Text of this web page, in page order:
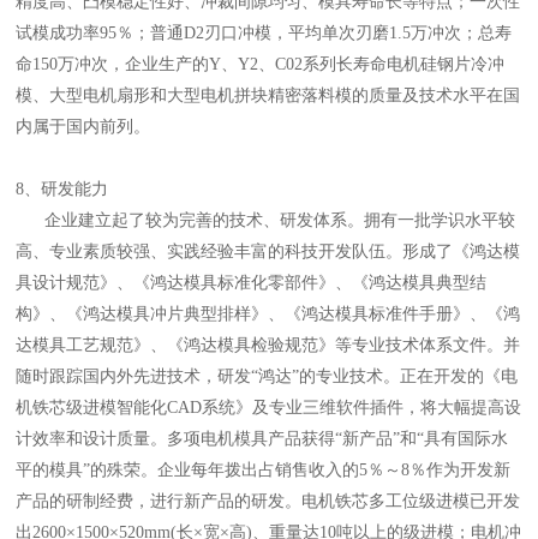
试模成功率95％；普通D2刃口冲模，平均单次刃磨1.5万冲次；总寿
命150万冲次，企业生产的Y、Y2、C02系列长寿命电机硅钢片冷冲
模、大型电机扇形和大型电机拼块精密落料模的质量及技术水平在国
内属于国内前列。
8、研发能力
企业建立起了较为完善的技术、研发体系。拥有一批学识水平较
高、专业素质较强、实践经验丰富的科技开发队伍。形成了《鸿达模
具设计规范》、《鸿达模具标准化零部件》、《鸿达模具典型结
构》、《鸿达模具冲片典型排样》、《鸿达模具标准件手册》、《鸿
达模具工艺规范》、《鸿达模具检验规范》等专业技术体系文件。并
随时跟踪国内外先进技术，研发“鸿达”的专业技术。正在开发的《电
机铁芯级进模智能化CAD系统》及专业三维软件插件，将大幅提高设
计效率和设计质量。多项电机模具产品获得“新产品”和“具有国际水
平的模具”的殊荣。企业每年拨出占销售收入的5％～8％作为开发新
产品的研制经费，进行新产品的研发。电机铁芯多工位级进模已开发
出2600×1500×520mm(长×宽×高)、重量达10吨以上的级进模；电机冲